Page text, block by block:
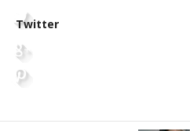
Twitter